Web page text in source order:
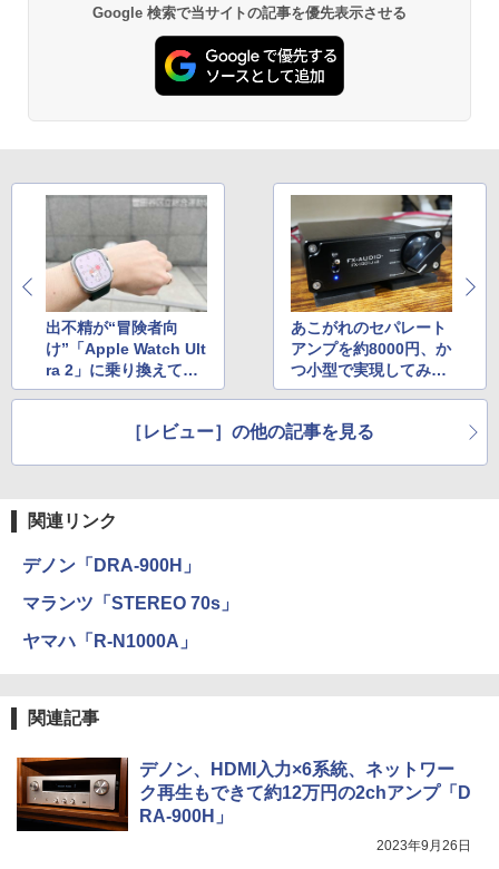
Google 検索で当サイトの記事を優先表示させる
出不精が“冒険者向
け”「Apple Watch Ult
ra 2」に乗り換えてみ
た
あこがれのセパレート
アンプを約8000円、か
つ小型で実現してみ
た。FX-AUDIO-「FX-
［レビュー］の他の記事を見る
関連リンク
デノン「DRA-900H」
マランツ「STEREO 70s」
ヤマハ「R-N1000A」
関連記事
デノン、HDMI入力×6系統、ネットワー
ク再生もできて約12万円の2chアンプ「D
RA-900H」
2023年9月26日